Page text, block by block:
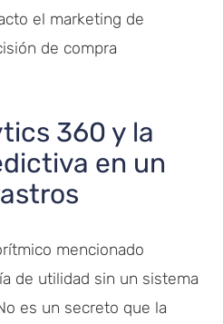
el marketing de
de compra
360 y la
en un
mencionado
de utilidad sin un sistema
es un secreto que la